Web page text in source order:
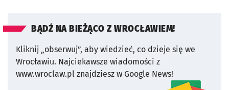
BĄDŹ NA BIEŻĄCO Z WROCŁAWIEM!
Kliknij „obserwuj”, aby wiedzieć, co dzieje się we
Wrocławiu. Najciekawsze wiadomości z
www.wroclaw.pl znajdziesz w Google News!